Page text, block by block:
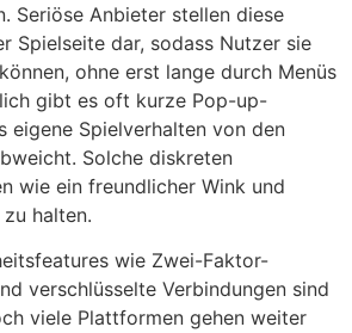
Seriöse Anbieter stellen diese
Spielseite dar, sodass Nutzer sie
ohne erst lange durch Menüs
gibt es oft kurze Pop-up-
eigene Spielverhalten von den
Solche diskreten
wie ein freundlicher Wink und
halten.
wie Zwei-Faktor-
verschlüsselte Verbindungen sind
viele Plattformen gehen weiter